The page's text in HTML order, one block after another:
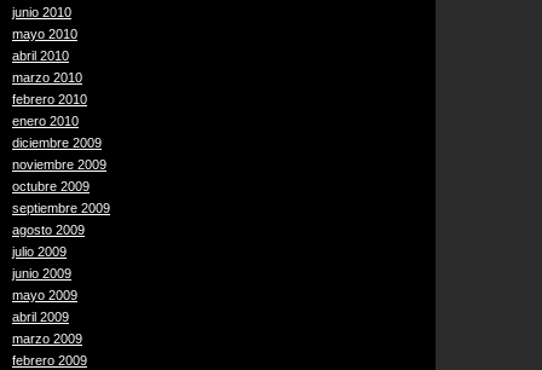
junio 2010
mayo 2010
abril 2010
marzo 2010
febrero 2010
enero 2010
diciembre 2009
noviembre 2009
octubre 2009
septiembre 2009
agosto 2009
julio 2009
junio 2009
mayo 2009
abril 2009
marzo 2009
febrero 2009